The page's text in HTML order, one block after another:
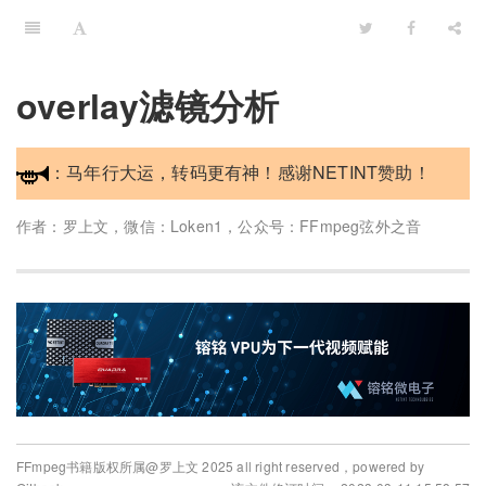
overlay滤镜分析
：马年行大运，转码更有神！感谢NETINT赞助！
作者：罗上文，微信：Loken1，公众号：FFmpeg弦外之音
FFmpeg书籍版权所属@罗上文 2025 all right reserved，powered by